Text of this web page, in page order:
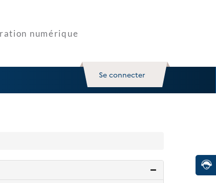
Se connecter